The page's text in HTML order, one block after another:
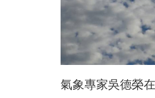
氣象專家吳德榮